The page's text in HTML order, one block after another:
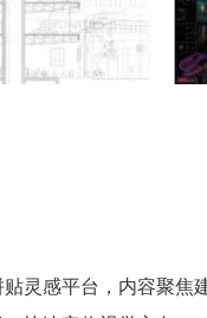
灵感平台，内容聚焦